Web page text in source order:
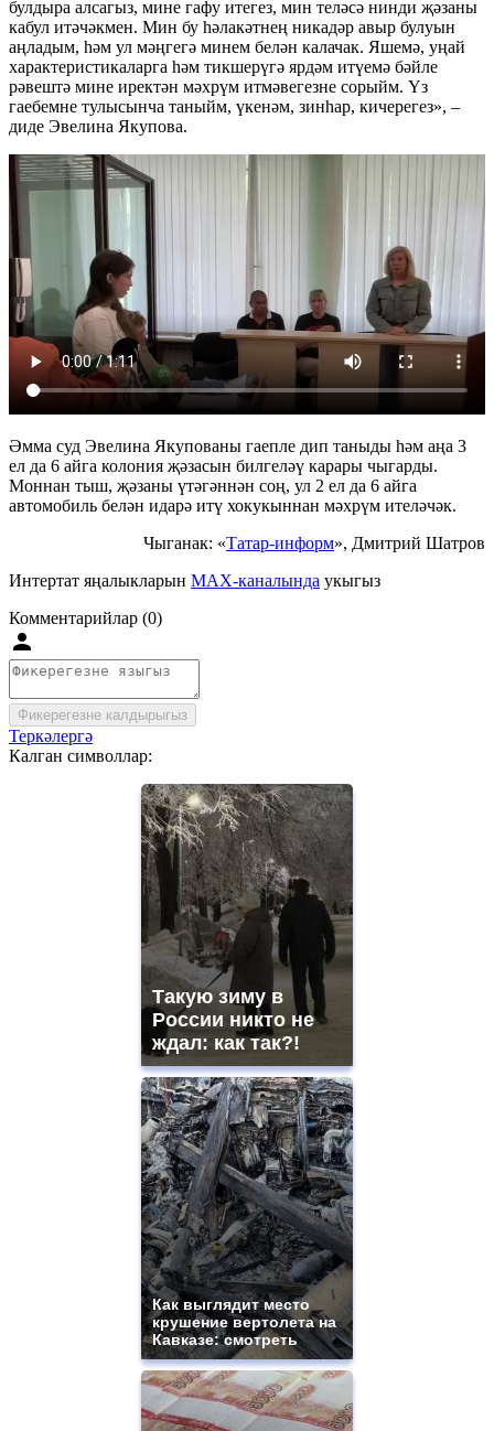
булдыра алсагыз, мине гафу итегез, мин теләсә нинди җәзаны
кабул итәчәкмен. Мин бу һәлакәтнең никадәр авыр булуын
аңладым, һәм ул мәңгегә минем белән калачак. Яшемә, уңай
характеристикаларга һәм тикшерүгә ярдәм итүемә бәйле
рәвештә мине иректән мәхрүм итмәвегезне сорыйм. Үз
гаебемне тулысынча таныйм, үкенәм, зинһар, кичерегез», –
диде Эвелина Якупова.
Әмма суд Эвелина Якупованы гаепле дип таныды һәм аңа 3
ел да 6 айга колония җәзасын билгеләү карары чыгарды.
Моннан тыш, җәзаны үтәгәннән соң, ул 2 ел да 6 айга
автомобиль белән идарә итү хокукыннан мәхрүм ителәчәк.
Чыганак: «Татар-информ», Дмитрий Шатров
Интертат яңалыкларын MAX-каналында укыгыз
Комментарийлар (0)
Фикерегезне калдырыгыз
Теркәлергә
Калган символлар:
Такую зиму в
России никто не
ждал: как так?!
Как выглядит место
крушение вертолета на
Кавказе: смотреть